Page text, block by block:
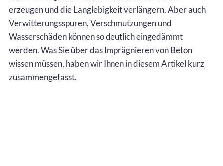
erzeugen und die Langlebigkeit verlängern. Aber auch
Verwitterungsspuren, Verschmutzungen und
Wasserschäden können so deutlich eingedämmt
werden. Was Sie über das Imprägnieren von Beton
wissen müssen, haben wir Ihnen in diesem Artikel kurz
zusammengefasst.